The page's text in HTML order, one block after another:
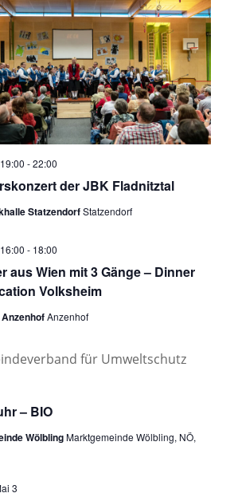
der JBK Fladnitztal
-22:00
StatzendorfStatzendorf
aus Wien mit 3 Gänge – Dinner
Volksheim
- 18:00
Anzenhof
– BIO
WölblingMarktgemeinde Wölbling, NÖ,
3